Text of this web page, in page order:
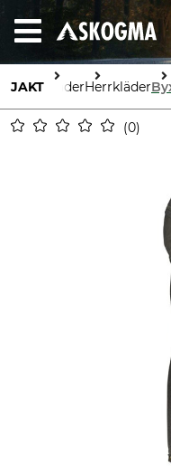
JAKT KläderHerrkläder
0